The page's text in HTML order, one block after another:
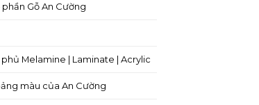
Gỗ An Cường
Melamine | Laminate | Acrylic
màu của An Cường